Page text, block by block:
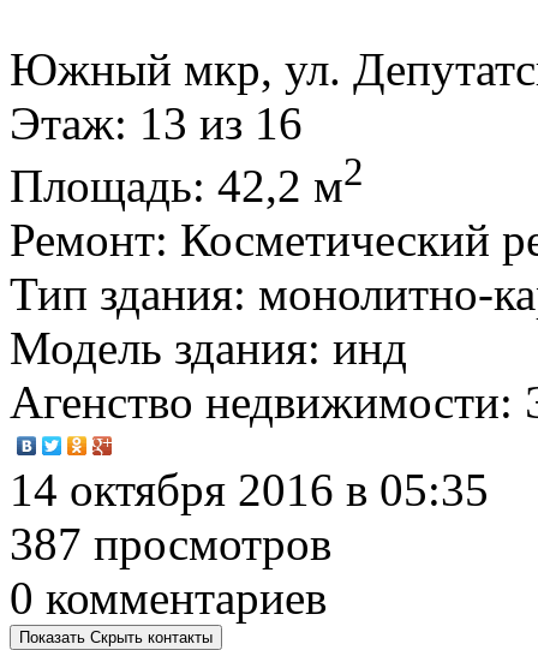
Южный мкр, ул.
Этаж: 13 из 16
Площадь: 42,2 м2
Ремонт: Косметический
Тип здания: монолитно-
Модель здания: инд
Агенство недвижимости:
14 октября 2016 в 05:35
387 просмотров
0 комментариев
Показать Скрыть контакты